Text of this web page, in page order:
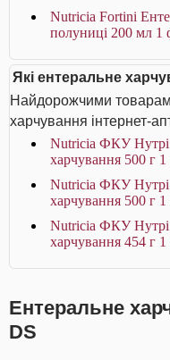
Nutricia Fortini
полуниці 200 мл 1
Які ентеральне
Найдорожчими
харчування інтернет-
Nutricia ФКУ Нутрі
харчування 500 г 1
Nutricia ФКУ Нутрі
харчування 500 г 1
Nutricia ФКУ Нутрі
харчування 454 г 1
Ентеральне
DS